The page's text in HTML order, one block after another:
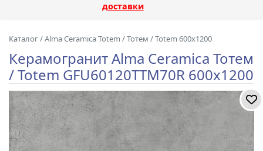
доставки
Каталог/Alma Ceramica Totem /Тотем / Totem 600x1200
Керамогранит Alma Ceramica Тотем
/ Totem GFU60120TTM70R 600x1200